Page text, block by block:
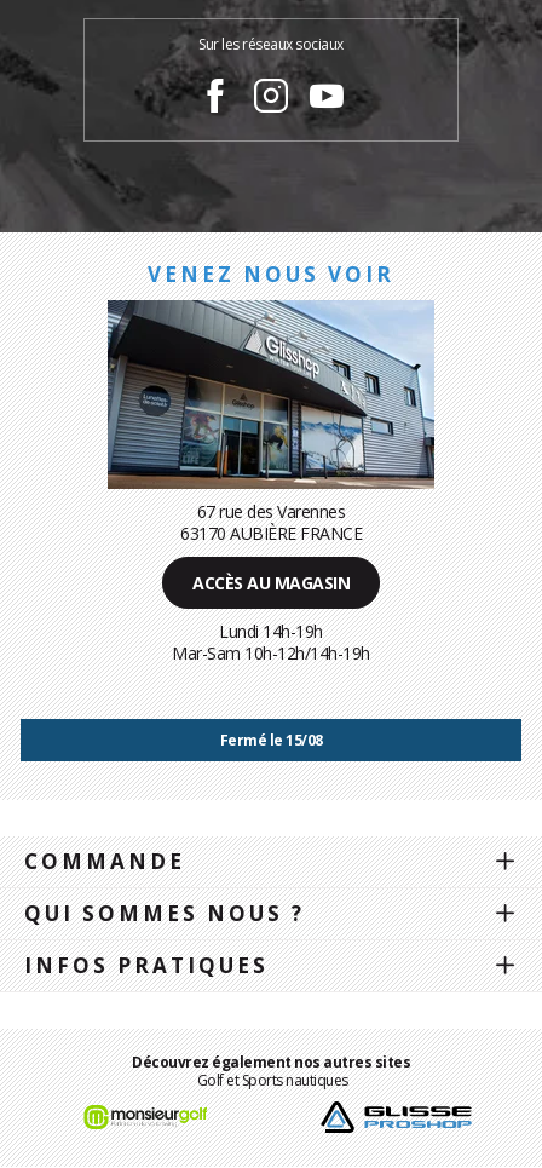
Sur les réseaux sociaux
VENEZ NOUS VOIR
67 rue des Varennes
63170 AUBIÈRE FRANCE
ACCÈS AU MAGASIN
Lundi 14h-19h
Mar-Sam 10h-12h/14h-19h
Fermé le 15/08
COMMANDE
QUI SOMMES NOUS ?
INFOS PRATIQUES
Découvrez également nos autres sites
Golf et Sports nautiques